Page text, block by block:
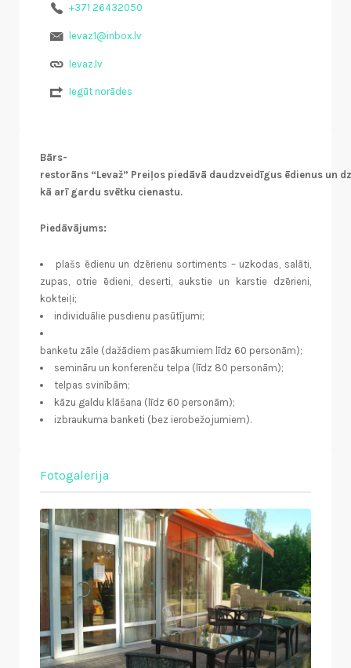
+371 26432050
levaz1@inbox.lv
levaz.lv
Iegūt norādes
Bārs-
restorāns “Levaž” Preiļos piedāvā daudzveidīgus ēdienus un
kā arī gardu svētku cienastu.
Piedāvājums:
plašs ēdienu un dzērienu sortiments – uzkodas, salāti,
zupas, otrie ēdieni, deserti, aukstie un karstie dzērieni,
kokteiļi;
individuālie pusdienu pasūtījumi;
banketu zāle (dažādiem pasākumiem līdz 60 personām);
semināru un konferenču telpa (līdz 80 personām);
telpas svinībām;
kāzu galdu klāšana (līdz 60 personām);
izbraukuma banketi (bez ierobežojumiem).
Fotogalerija